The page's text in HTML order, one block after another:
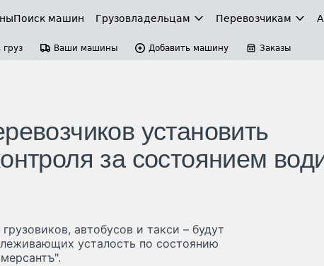
Поиск машин Грузовладельцам Перевозчикам
груз Ваши машины Добавить машину Заказы
установить
за состоянием
автобусов и такси – будут
усталость по состоянию